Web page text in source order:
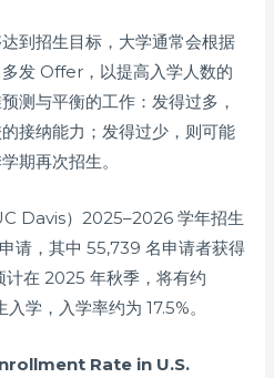
到招生目标，大学通常会根据
发 Offer，以提高入学人数的
测与平衡的工作：发得过多，
接纳能力；发得过少，则可能
期再次招生。
Davis）2025–2026 学年招生
请，其中 55,739 名申请者获得
在 2025 年秋季，将有约
学，入学率约为 17.5%。
Rate in U.S.